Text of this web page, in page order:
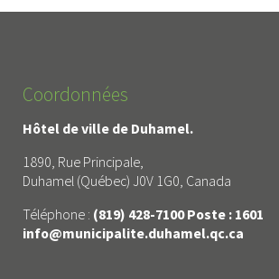
Coordonnées
Hôtel de ville de Duhamel.
1890, Rue Principale,
Duhamel (Québec) J0V 1G0, Canada
Téléphone : (819) 428-7100 Poste : 1601
info@municipalite.duhamel.qc.ca